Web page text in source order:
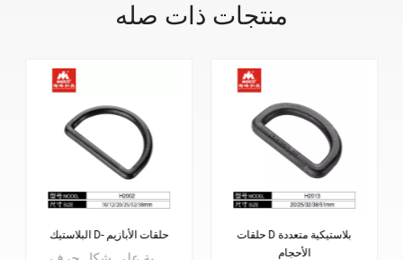
منتجات ذات صله
حلقات D بلاستيكية متعددة
الأحجام
البلاستيك درينغ الخياطة حزام
كليب